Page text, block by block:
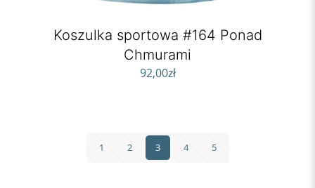
Koszulka sportowa #164 Ponad
Chmurami
92,00zł
1 2 3 4 5